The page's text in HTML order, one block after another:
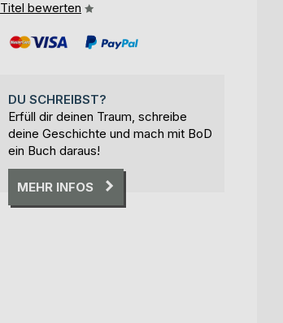
Titel bewerten
DU SCHREIBST?
Erfüll dir deinen Traum, schreibe
deine Geschichte und mach mit BoD
ein Buch daraus!
MEHR INFOS